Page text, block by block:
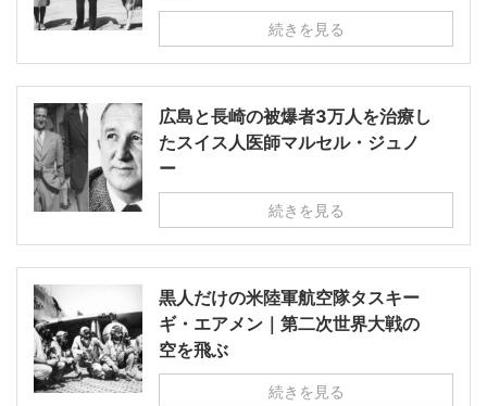
続きを見る
広島と長崎の被爆者3万人を治療し
たスイス人医師マルセル・ジュノ
ー
続きを見る
黒人だけの米陸軍航空隊タスキー
ギ・エアメン｜第二次世界大戦の
空を飛ぶ
続きを見る